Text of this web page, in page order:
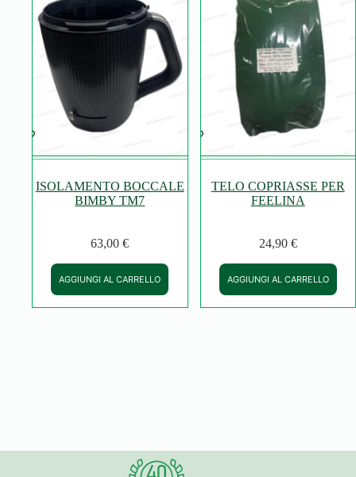
ISOLAMENTO BOCCALE
BIMBY TM7
63,00€
AGGIUNGI AL CARRELLO
TELO COPRIASSE PER
FEELINA
24,90 €
AGGIUNGI AL CARRELLO